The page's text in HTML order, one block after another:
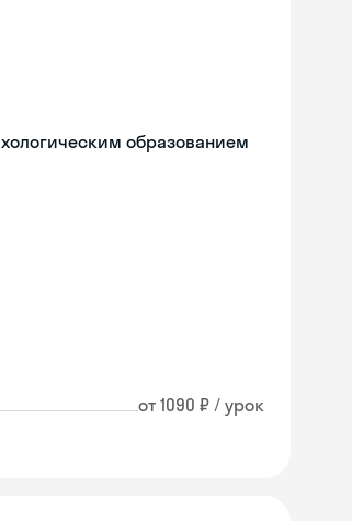
образованием
от 1090 ₽ / урок